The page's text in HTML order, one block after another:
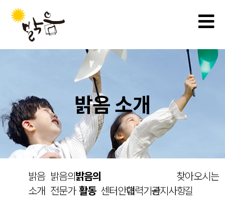
밝음 소개
밝음
소개
밝음의
전문가
밝음의
활동 센터안내협력기관공지사항
찾아오시는
길